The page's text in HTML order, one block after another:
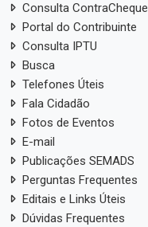
Consulta ContraCheque
Portal do Contribuinte
Consulta IPTU
Busca
Telefones Úteis
Fala Cidadão
Fotos de Eventos
E-mail
Publicações SEMADS
Perguntas Frequentes
Editais e Links Úteis
Dúvidas Frequentes